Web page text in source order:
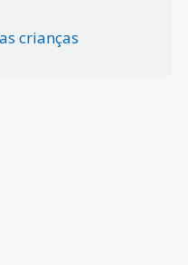
crianças